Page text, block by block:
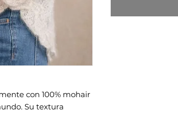
con 100% mohair
Su textura